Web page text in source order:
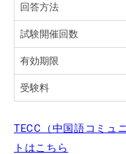
回答方法
試験開催回数
有効期限
受験料
TECC（中国語コミュ
トはこちら